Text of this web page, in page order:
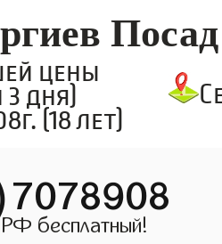
Посад
цены
дня)
(18 лет)
бесплатный!